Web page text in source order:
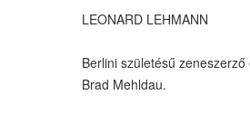
LEONARD LEHMANN
Berlini születésű
Brad Mehldau.